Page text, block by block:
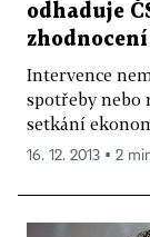
odhaduje
zhodnocení
Intervence
spotřeby nebo
setkání
16. 12. 2013 ▪ 2